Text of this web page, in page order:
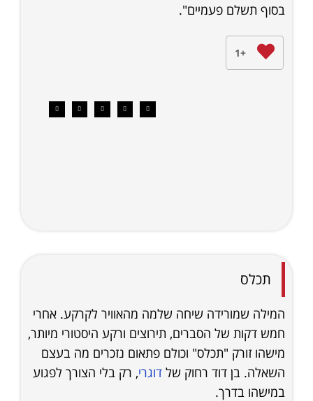
בסוף תשלם פעמיים".
+1
תכלס
המילה שמורידה שיחה שלמה מהאוויר לקרקע. אחרי
חמש דקות של הסברים, תירוצים ורקע היסטורי מיותר,
מישהו זורק "תכלס" וכולם פתאום נזכרים מה בעצם
השאלה. בן דוד רחוק של דוגרי, רק בלי הצורך לפגוע
במישהו בדרך.